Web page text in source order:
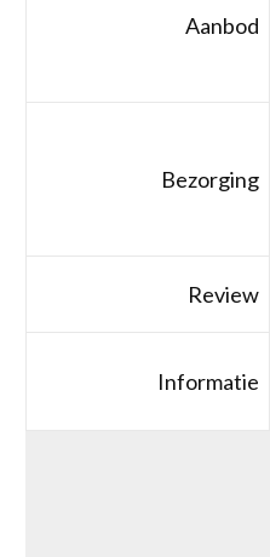
Aanbod
Bezorging
Review
Informatie